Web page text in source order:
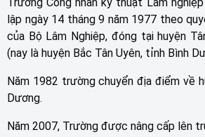
lập ngày 14 tháng 9 năm 1977 theo
của Bộ Lâm Nghiệp, đóng tại huyện
(nay là huyện Bắc Tân Uyên, tỉnh Bình
Năm 1982 trường chuyển địa điểm về
Dương.
Năm 2007, Trường được nâng cấp lên